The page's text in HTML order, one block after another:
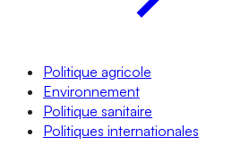
Politique agricole
Environnement
Politique sanitaire
Politiques internationales